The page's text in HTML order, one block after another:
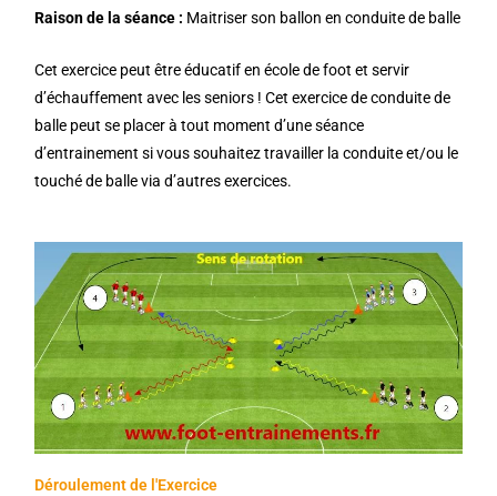
Raison de la séance : Maitriser son ballon en conduite de balle
Cet exercice peut être éducatif en école de foot et servir
d’échauffement avec les seniors ! Cet exercice de conduite de
balle peut se placer à tout moment d’une séance
d’entrainement si vous souhaitez travailler la conduite et/ou le
touché de balle via d’autres exercices.
Déroulement de l'Exercice